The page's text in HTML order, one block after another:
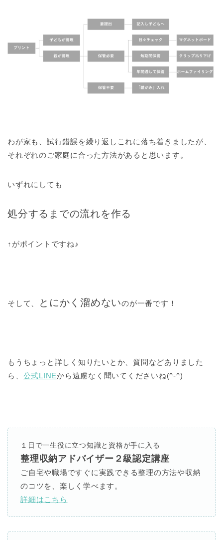
わが家も、試行錯誤を繰り返しこれに落ち着きましたが、
それぞれのご家庭に合った方法があると思います。
いずれにしても
処分するまでの流れを作る
↑がポイントですね♪
そして、 とにかく溜めないのが一番です！
もうちょっと詳しく知りたいとか、質問などありました
ら、 公式LINEから遠慮なく聞いてくださいね(^-^)
１日で一生役に立つ知識と資格が手に入る
整理収納アドバイザー２級認定講座
ご自宅や職場ですぐに実践できる整理の方法や収納
のコツを、楽しく学べます。
詳細はこちら